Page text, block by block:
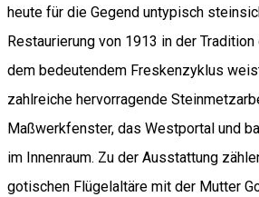
heute für die Gegend untypisch
Restaurierung von 1913 in der
dem bedeutendem Freskenzyklus
zahlreiche hervorragende
Maßwerkfenster, das Westportal und
im Innenraum. Zu der Ausstattung
gotischen Flügelaltäre mit der Mutter